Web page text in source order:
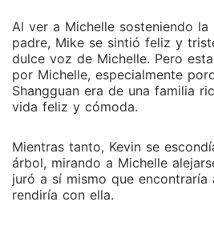
Al ver a Michelle sosteniendo la
padre, Mike se sintió feliz y
dulce voz de Michelle. Pero
por Michelle, especialmente
Shangguan era de una familia
vida feliz y cómoda.
Mientras tanto, Kevin se
árbol, mirando a Michelle
juró a sí mismo que encontraría
rendiría con ella.